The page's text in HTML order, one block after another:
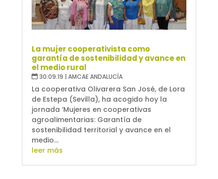
La mujer cooperativista como
garantía de sostenibilidad y avance en
el medio rural
30.09.19 | AMCAE ANDALUCÍA
La cooperativa Olivarera San José, de Lora
de Estepa (Sevilla), ha acogido hoy la
jornada ‘Mujeres en cooperativas
agroalimentarias: Garantía de
sostenibilidad territorial y avance en el
medio...
leer más